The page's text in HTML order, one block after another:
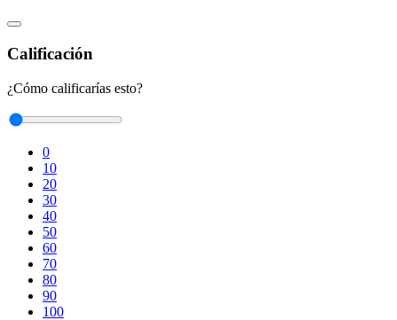
Calificación
¿Cómo calificarías esto?
0
10
20
30
40
50
60
70
80
90
100